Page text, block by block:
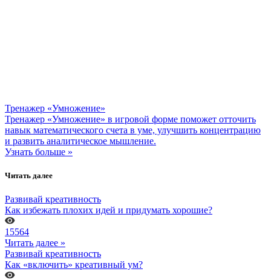
Тренажер «Умножение»
Тренажер «Умножение» в игровой форме поможет отточить
навык математического счета в уме, улучшить концентрацию
и развить аналитическое мышление.
Узнать больше »
Читать далее
Развивай креативность
Как избежать плохих идей и придумать хорошие?
15564
Читать далее »
Развивай креативность
Как «включить» креативный ум?